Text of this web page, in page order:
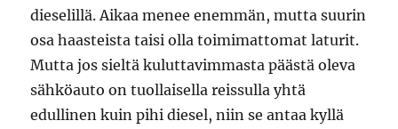
dieselillä. Aikaa menee enemmän, mutta suurin
osa haasteista taisi olla toimimattomat laturit.
Mutta jos sieltä kuluttavimmasta päästä oleva
sähköauto on tuollaisella reissulla yhtä
edullinen kuin pihi diesel, niin se antaa kyllä